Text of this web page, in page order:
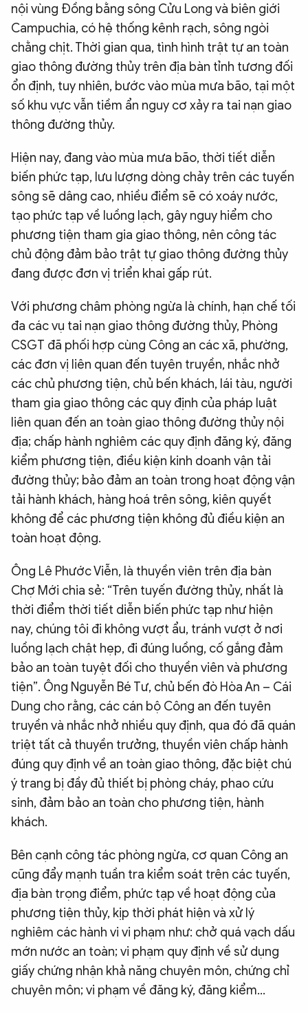
nội vùng Đồng bằng sông Cửu Long và biên giới
Campuchia, có hệ thống kênh rạch, sông ngòi
chằng chịt. Thời gian qua, tình hình trật tự an toàn
giao thông đường thủy trên địa bàn tỉnh tương đối
ổn định, tuy nhiên, bước vào mùa mưa bão, tại một
số khu vực vẫn tiềm ẩn nguy cơ xảy ra tai nạn giao
thông đường thủy.
Hiện nay, đang vào mùa mưa bão, thời tiết diễn
biến phức tạp, lưu lượng dòng chảy trên các tuyến
sông sẽ dâng cao, nhiều điểm sẽ có xoáy nước,
tạo phức tạp về luồng lạch, gây nguy hiểm cho
phương tiện tham gia giao thông, nên công tác
chủ động đảm bảo trật tự giao thông đường thủy
đang được đơn vị triển khai gấp rút.
Với phương châm phòng ngừa là chính, hạn chế tối
đa các vụ tai nạn giao thông đường thủy, Phòng
CSGT đã phối hợp cùng Công an các xã, phường,
các đơn vị liên quan đến tuyên truyền, nhắc nhở
các chủ phương tiện, chủ bến khách, lái tàu, người
tham gia giao thông các quy định của pháp luật
liên quan đến an toàn giao thông đường thủy nội
địa; chấp hành nghiêm các quy định đăng ký, đăng
kiểm phương tiện, điều kiện kinh doanh vận tải
đường thủy; bảo đảm an toàn trong hoạt động vận
tải hành khách, hàng hoá trên sông, kiên quyết
không để các phương tiện không đủ điều kiện an
toàn hoạt động.
Ông Lê Phước Viễn, là thuyền viên trên địa bàn
Chợ Mới chia sẻ: “Trên tuyến đường thủy, nhất là
thời điểm thời tiết diễn biến phức tạp như hiện
nay, chúng tôi đi không vượt ẩu, tránh vượt ở nơi
luồng lạch chật hẹp, đi đúng luồng, cố gắng đảm
bảo an toàn tuyệt đối cho thuyền viên và phương
tiện”. Ông Nguyễn Bé Tư, chủ bến đò Hòa An – Cái
Dung cho rằng, các cán bộ Công an đến tuyên
truyền và nhắc nhở nhiều quy định, qua đó đã quán
triệt tất cả thuyền trưởng, thuyền viên chấp hành
đúng quy định về an toàn giao thông, đặc biệt chú
ý trang bị đầy đủ thiết bị phòng cháy, phao cứu
sinh, đảm bảo an toàn cho phương tiện, hành
khách.
Bên cạnh công tác phòng ngừa, cơ quan Công an
cũng đẩy mạnh tuần tra kiểm soát trên các tuyến,
địa bàn trọng điểm, phức tạp về hoạt động của
phương tiện thủy, kịp thời phát hiện và xử lý
nghiêm các hành vi vi phạm như: chở quá vạch dấu
mớn nước an toàn; vi phạm quy định về sử dụng
giấy chứng nhận khả năng chuyên môn, chứng chỉ
chuyên môn; vi phạm về đăng ký, đăng kiểm…